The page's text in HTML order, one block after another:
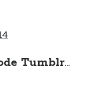
Tumblr…